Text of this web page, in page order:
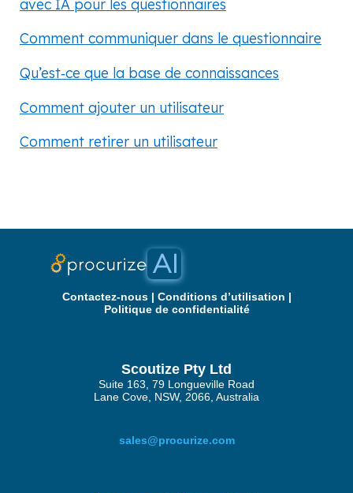
avec IA pour les questionnaires
Comment communiquer dans le questionnaire
Qu’est‑ce que la base de connaissances
Comment ajouter un utilisateur
Comment retirer un utilisateur
Contactez‑nous| Conditions d’utilisation |
Politique de confidentialité
Scoutize Pty Ltd
Suite 163, 79 Longueville Road
Lane Cove, NSW, 2066, Australia
sales@procurize.com